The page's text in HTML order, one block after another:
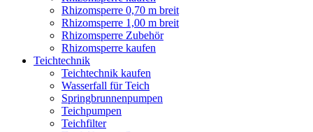
Rhizomsperre 0,70 m breit
Rhizomsperre 1,00 m breit
Rhizomsperre Zubehör
Rhizomsperre kaufen
Teichtechnik
Teichtechnik kaufen
Wasserfall für Teich
Springbrunnenpumpen
Teichpumpen
Teichfilter